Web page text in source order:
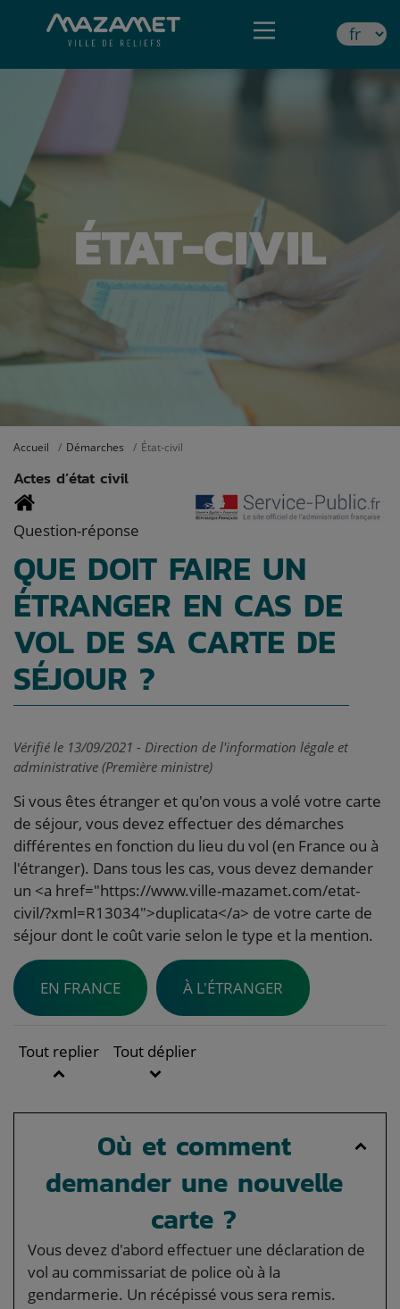
ÉTAT-CIVIL
Accueil Démarches État-civil
Actes d’état civil
Question-réponse
QUE DOIT FAIRE UN
ÉTRANGER EN CAS DE
VOL DE SA CARTE DE
SÉJOUR ?
Vérifié le 13/09/2021 - Direction de l'information légale et
administrative (Première ministre)
Si vous êtes étranger et qu'on vous a volé votre carte
de séjour, vous devez effectuer des démarches
différentes en fonction du lieu du vol (en France ou à
l'étranger). Dans tous les cas, vous devez demander
un <a href="https://www.ville-mazamet.com/etat-
civil/?xml=R13034">duplicata</a> de votre carte de
séjour dont le coût varie selon le type et la mention.
EN FRANCE À L'ÉTRANGER
Tout replier Tout déplier
Où et comment
demander une nouvelle
carte ?
Vous devez d'abord effectuer une déclaration de
vol au commissariat de police où à la
gendarmerie. Un récépissé vous sera remis.